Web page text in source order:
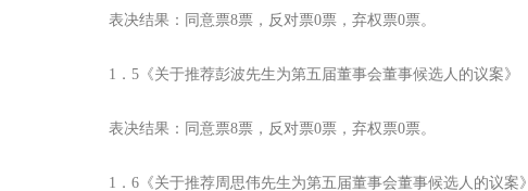
表决结果：同意票8票，反对票0票，弃权票0票。
1．5《关于推荐彭波先生为第五届董事会董事候选人的议案》
表决结果：同意票8票，反对票0票，弃权票0票。
1．6《关于推荐周思伟先生为第五届董事会董事候选人的议案》